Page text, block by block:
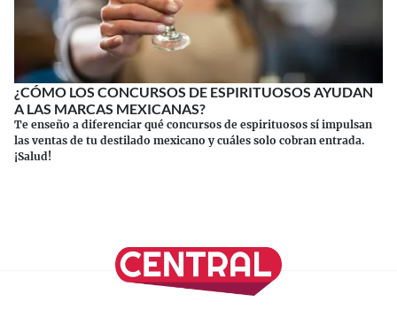
¿CÓMO LOS CONCURSOS DE ESPIRITUOSOS AYUDAN
A LAS MARCAS MEXICANAS?
Te enseño a diferenciar qué concursos de espirituosos sí impulsan
las ventas de tu destilado mexicano y cuáles solo cobran entrada.
¡Salud!